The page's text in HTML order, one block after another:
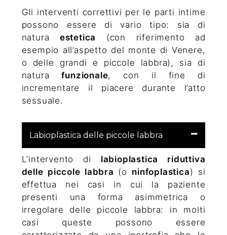
Gli interventi correttivi per le parti intime
possono essere di vario tipo: sia di
natura estetica
(con riferimento ad
esempio all’aspetto del monte di Venere,
o delle grandi e piccole labbra), sia di
naturafunzionale, con il fine di
incrementare il piacere durante l’atto
sessuale.
Labioplastica delle piccole labbra
L’intervento di labioplastica riduttiva
delle piccole labbra (o ninfoplastica) si
effettua nei casi in cui la paziente
presenti una forma asimmetrica o
irregolare delle piccole labbra: in molti
casi queste possono essere